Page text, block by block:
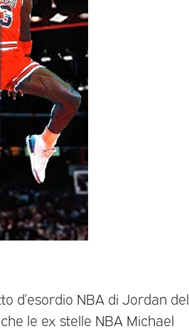
d’esordio NBA di Jordan del
le ex stelle NBA Michael